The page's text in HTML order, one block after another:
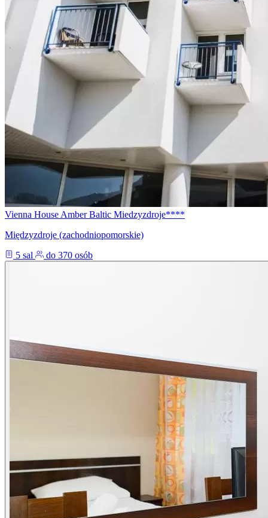
Vienna House Amber Baltic Miedzyzdroje****
Międzyzdroje (zachodniopomorskie)
5 sal
do 370 osób